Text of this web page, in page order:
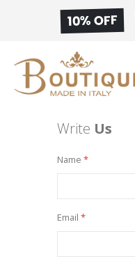
10% OFF
Write Us
Name
Email